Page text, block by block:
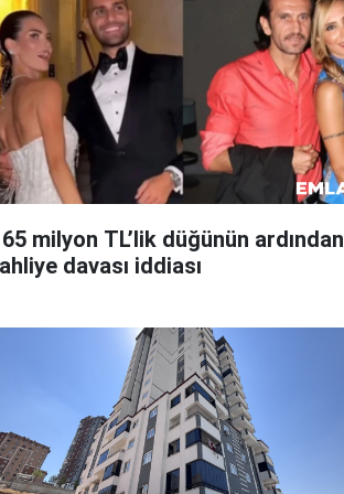
milyon TL’lik düğünün ardından
davası iddiası